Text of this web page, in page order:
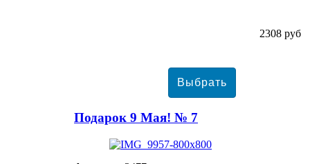
2308 руб
Подарок 9 Мая! № 7